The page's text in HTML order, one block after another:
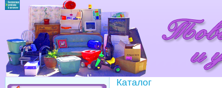
Каталог